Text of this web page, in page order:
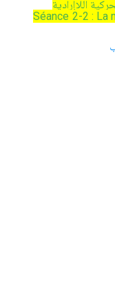
Séance 2-2 : La